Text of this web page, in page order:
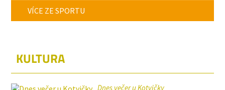
VÍCE ZE SPORTU
KULTURA
Dnes večer u Kotvičky